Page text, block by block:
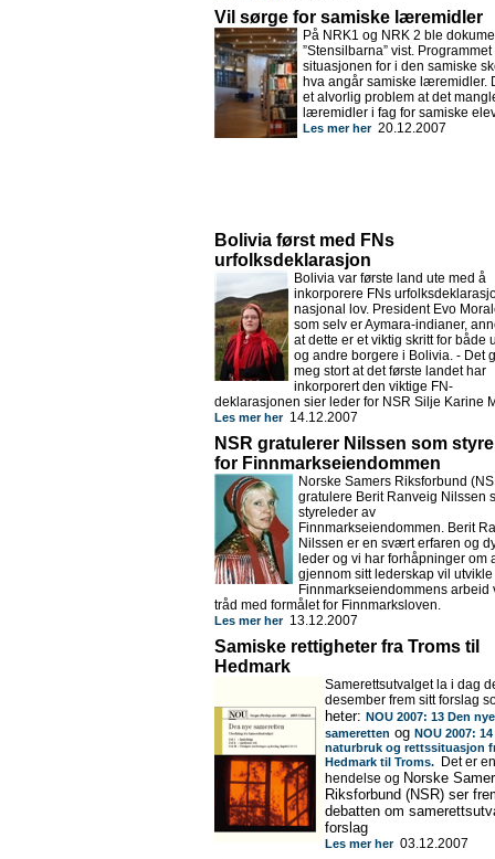
Vil sørge for samiske læremidler
På NRK1 og NRK 2 ble
”Stensilbarna” vist.
situasjonen for i den samiske
hva angår samiske læremidler.
et alvorlig problem at det
læremidler i fag for samiske
Les mer her20.12.2007
Bolivia først med FNs
urfolksdeklarasjon
Bolivia var første land ute med å
inkorporere FNs
nasjonal lov. President Evo
som selv er Aymara-indianer,
at dette er et viktig skritt for både
og andre borgere i Bolivia. - Det
meg stort at det første landet har
inkorporert den viktige FN-
deklarasjonen sier leder for NSR Silje Karine
Les mer her14.12.2007
NSR gratulerer Nilssen som
for Finnmarkseiendommen
Norske Samers Riksforbund
gratulere Berit Ranveig Nilssen
styreleder av
Finnmarkseiendommen. Berit
Nilssen er en svært erfaren og
leder og vi har forhåpninger om
gjennom sitt lederskap vil utvikle
Finnmarkseiendommens arbeid
tråd med formålet for Finnmarksloven.
Les mer her13.12.2007
Samiske rettigheter fra Troms til
Hedmark
Samerettsutvalget la i dag
desember frem sitt forslag
heter: NOU 2007: 13 Den nye
sameretten og NOU 2007:
naturbruk og rettssituasjon
Hedmark til Troms.
Det er
hendelse og Norske
Riksforbund (NSR) ser
debatten om
forslag
Les mer her03.12.2007